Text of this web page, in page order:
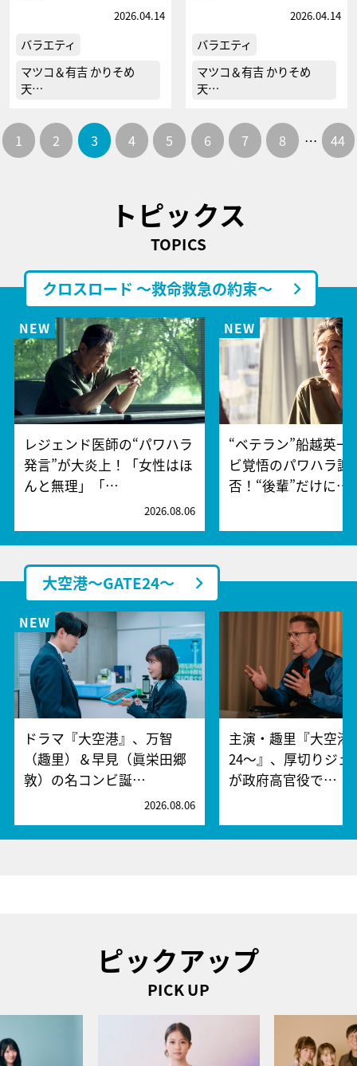
2026.04.14
バラエティ
マツコ＆有吉 かりそめ
天…
2026.04.14
バラエティ
マツコ＆有吉 かりそめ
天…
1 2 3 4 5 6 7 8 … 44
トピックス
TOPICS
クロスロード ～救命救急の約束～
レジェンド医師の“パワハラ
発言”が大炎上！「女性はほ
んと無理」「…
2026.08.06
“ベテラン”船越英一
ビ覚悟のパワハラ謝
否！“後輩”だけに…
大空港～GATE24～
ドラマ『大空港』、万智
（趣里）＆早見（眞栄田郷
敦）の名コンビ誕…
2026.08.06
主演・趣里『大空港
24～』、厚切りジェ
が政府高官役で…
ピックアップ
PICK UP